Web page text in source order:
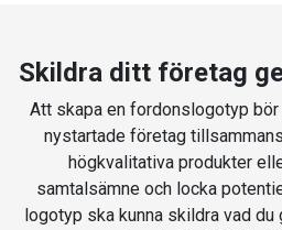
Skildra ditt företag
Att skapa en fordonslogotyp
nystartade företag
högkvalitativa produkter
samtalsämne och locka
logotyp ska kunna skildra vad